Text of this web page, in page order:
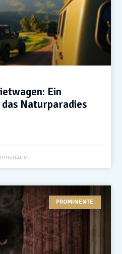
Ein
Naturparadies
PROMINENTE